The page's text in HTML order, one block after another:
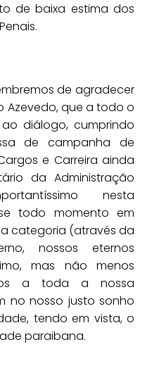
de baixa estima dos
de agradecer
Azevedo, que a todo o
diálogo, cumprindo
de campanha de
e Carreira ainda
da Administração
nesta
todo momento em
categoria (através da
nossos eternos
mas não menos
a toda a nossa
no nosso justo sonho
tendo em vista, o
paraibana.